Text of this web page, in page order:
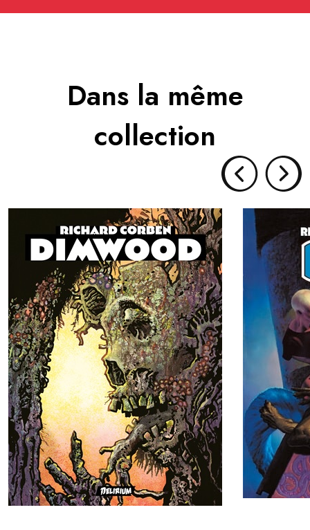
Dans la même
collection
DIMWOOD
Collection :
Genre :
Parution :
Prix : 25€
DEN,